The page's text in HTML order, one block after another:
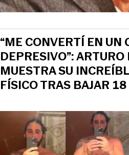
“ME CONVERTÍ EN UN
DEPRESIVO”:
MUESTRA SU
FÍSICO TRAS BAJAR